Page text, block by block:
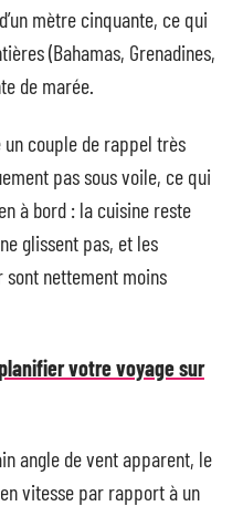
mètre cinquante, ce qui
(Bahamas, Grenadines,
de marée.
couple de rappel très
pas sous voile, ce qui
à bord : la cuisine reste
glissent pas, et les
sont nettement moins
votre voyage sur
angle de vent apparent, le
vitesse par rapport à un